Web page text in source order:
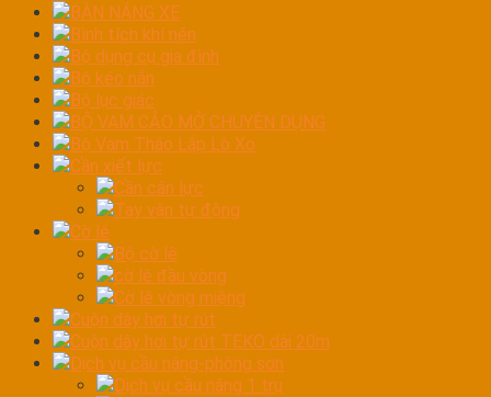
BÀN NÁNG XE
Bình tích khí nén
Bộ dụng cụ gia đình
Bộ kéo nắn
Bộ lục giác
BỘ VAM CẢO MỞ CHUYÊN DỤNG
Bộ Vam Tháo Lắp Lò Xo
Cần xiết lực
Cần cân lực
Tay vặn tự động
Cờ lê
Bộ cờ lê
cờ lê đầu vòng
Cờ lê vòng miệng
Cuộn dây hơi tự rút
Cuộn dây hơi tự rút TEKO dài 20m
Dịch vụ cầu nâng-phòng sơn
Dịch vụ cầu nâng 1 trụ